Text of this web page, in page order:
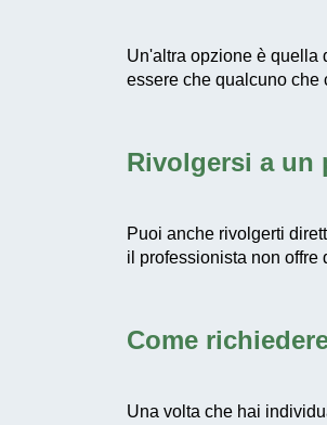
Un'altra opzione è quella
essere che qualcuno che
Rivolgersi a un
Puoi anche rivolgerti
il professionista non
Come
Una volta che hai